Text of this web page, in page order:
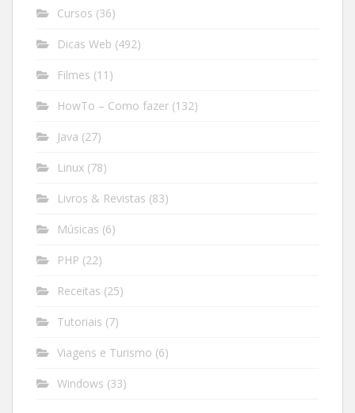
Cursos (36)
Dicas Web (492)
Filmes (11)
HowTo – Como fazer (132)
Java (27)
Linux (78)
Livros & Revistas (83)
Músicas (6)
PHP (22)
Receitas (25)
Tutoriais (7)
Viagens e Turismo (6)
Windows (33)